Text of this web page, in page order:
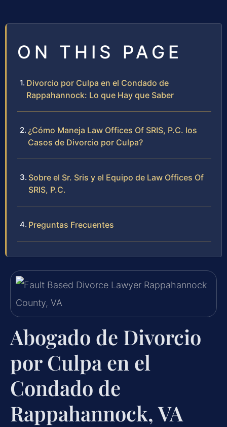
ON THIS PAGE
Divorcio por Culpa en el Condado de
Rappahannock: Lo que Hay que Saber
¿Cómo Maneja Law Offices Of SRIS, P.C. los
Casos de Divorcio por Culpa?
Sobre el Sr. Sris y el Equipo de Law Offices Of
SRIS, P.C.
Preguntas Frecuentes
Abogado de Divorcio
por Culpa en el
Condado de
Rappahannock, VA